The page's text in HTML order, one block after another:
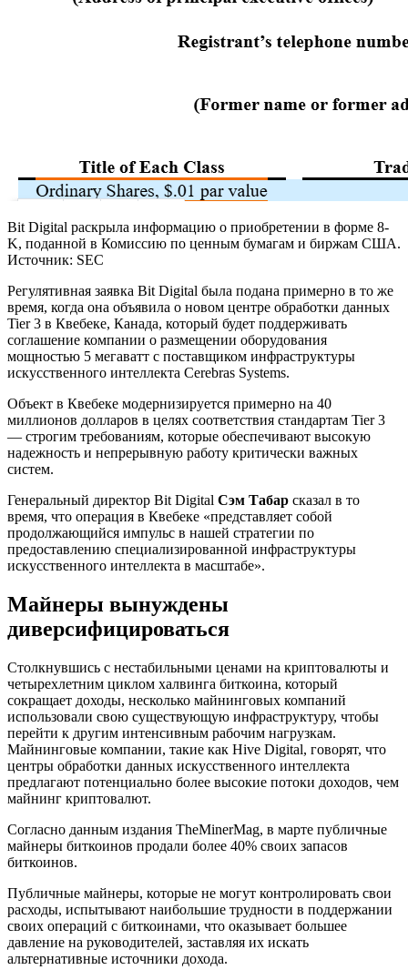
Bit Digital раскрыла информацию о приобретении в форме 8-
K, поданной в Комиссию по ценным бумагам и биржам США.
Источник: SEC
Регулятивная заявка Bit Digital была подана примерно в то же
время, когда она объявила о новом центре обработки данных
Tier 3 в Квебеке, Канада, который будет поддерживать
соглашение компании о размещении оборудования
мощностью 5 мегаватт с поставщиком инфраструктуры
искусственного интеллекта Cerebras Systems.
Объект в Квебеке модернизируется примерно на 40
миллионов долларов в целях соответствия стандартам Tier 3
— строгим требованиям, которые обеспечивают высокую
надежность и непрерывную работу критически важных
систем.
Генеральный директор Bit Digital Сэм Табар сказал в то
время, что операция в Квебеке «представляет собой
продолжающийся импульс в нашей стратегии по
предоставлению специализированной инфраструктуры
искусственного интеллекта в масштабе».
Майнеры вынуждены
диверсифицироваться
Столкнувшись с нестабильными ценами на криптовалюты и
четырехлетним циклом халвинга биткоина, который
сокращает доходы, несколько майнинговых компаний
использовали свою существующую инфраструктуру, чтобы
перейти к другим интенсивным рабочим нагрузкам.
Майнинговые компании, такие как Hive Digital, говорят, что
центры обработки данных искусственного интеллекта
предлагают потенциально более высокие потоки доходов, чем
майнинг криптовалют.
Согласно данным издания TheMinerMag, в марте публичные
майнеры биткоинов продали более 40% своих запасов
биткоинов.
Публичные майнеры, которые не могут контролировать свои
расходы, испытывают наибольшие трудности в поддержании
своих операций с биткоинами, что оказывает большее
давление на руководителей, заставляя их искать
альтернативные источники дохода.